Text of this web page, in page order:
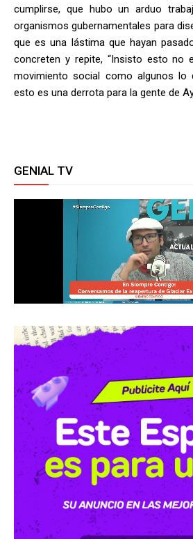
cumplirse, que hubo un arduo
organismos gubernamentales para
que es una lástima que hayan
concreten y repite, “Insisto esto no
movimiento social como algunos lo
esto es una derrota para la gente de
GENIAL TV